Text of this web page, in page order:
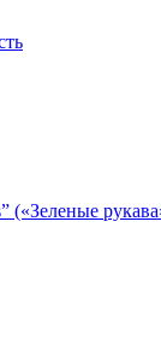
(«Зеленые